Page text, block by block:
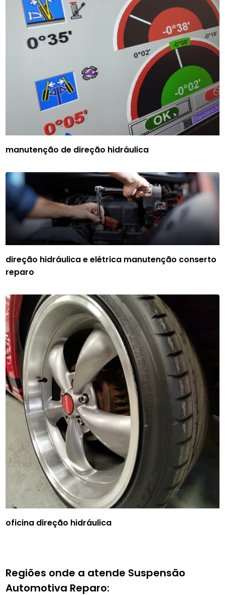
manutenção de direção hidráulica
direção hidráulica e elétrica manutenção conserto
reparo
oficina direção hidráulica
Regiões onde a atende Suspensão
Automotiva Reparo: